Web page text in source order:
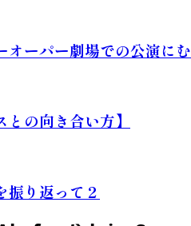
オーパー劇場での公演に
との向き合い方】
振り返って２